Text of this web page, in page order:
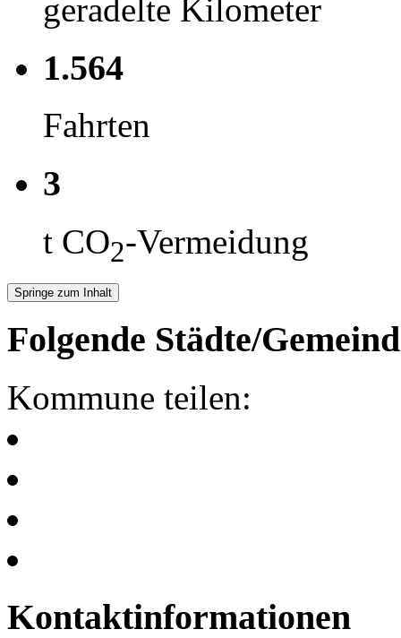
geradelte Kilometer
1.564
Fahrten
3
t CO2-Vermeidung
Springe zum Inhalt
Folgende Städte/
Kommune teilen:
Kontaktinformationen